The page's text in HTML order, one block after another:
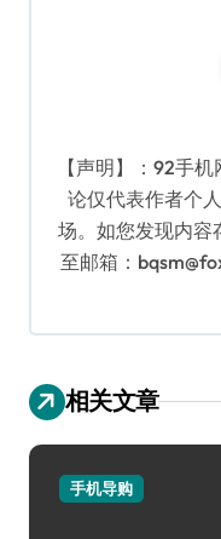
【声明】：92手
论仅代表作者个
场。如您发现内容
至邮箱：
相关文章
手机导购